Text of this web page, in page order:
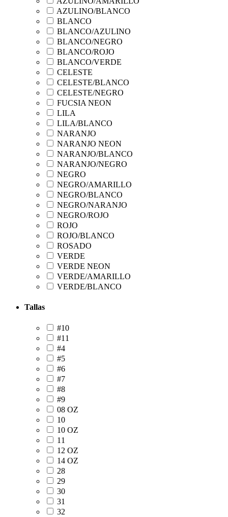
AZULINO/BLANCO
BLANCO
BLANCO/AZULINO
BLANCO/NEGRO
BLANCO/ROJO
BLANCO/VERDE
CELESTE
CELESTE/BLANCO
CELESTE/NEGRO
FUCSIA NEON
LILA
LILA/BLANCO
NARANJO
NARANJO NEON
NARANJO/BLANCO
NARANJO/NEGRO
NEGRO
NEGRO/AMARILLO
NEGRO/BLANCO
NEGRO/NARANJO
NEGRO/ROJO
ROJO
ROJO/BLANCO
ROSADO
VERDE
VERDE NEON
VERDE/AMARILLO
VERDE/BLANCO
Tallas
#10
#11
#4
#5
#6
#7
#8
#9
08 OZ
10
10 OZ
11
12 OZ
14 OZ
28
29
30
31
32